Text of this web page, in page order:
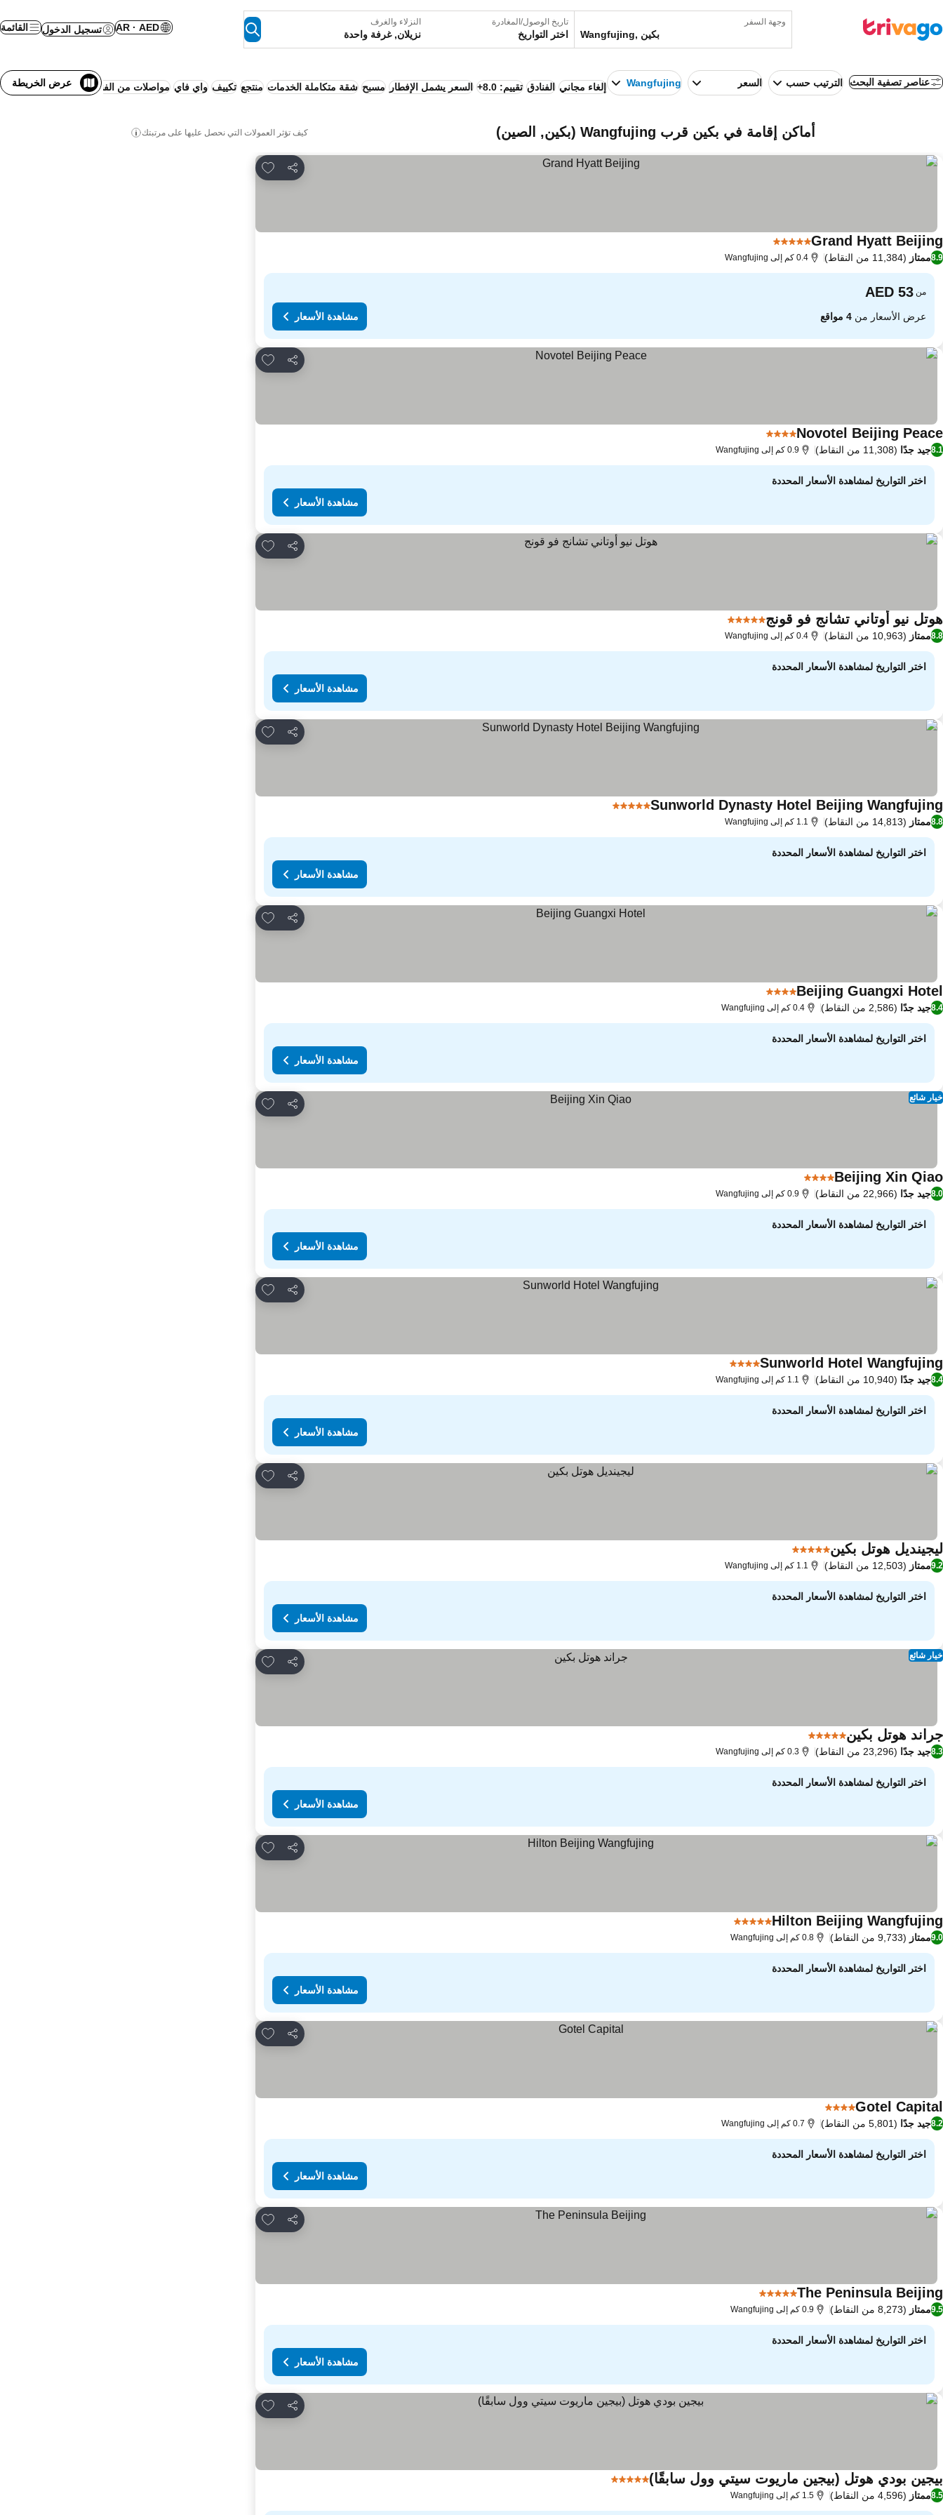
وجهة السفر تاريخ الوصول/المغادرة
اختر التواريخ
النزلاء والغرف
نزيلان, غرفة واحدة
AR · AED تسجيل الدخول القائمة
عناصر تصفية البحث الترتيب حسب السعر Wangfujing إلغاء مجاني الفنادق تقييم: 8.0+ السعر يشمل الإفطار مسبح شقة متكاملة الخدمات منتجع تكييف واي فاي مواصلات من الفندق إلى المطار لا حاجة
عرض الخريطة
أماكن إقامة في بكين قرب Wangfujing (بكين, الصين) كيف تؤثر العمولات التي نحصل عليها على مرتبتك
مشاركة
Add to favorites
Grand Hyatt Beijing5 عدد النجوم
8.9ممتاز (11,384 من النقاط) 0.4 كم إلى Wangfujing
من
عرض الأسعار من 4 مواقع مشاهدة الأسعار
مشاركة
Add to favorites
Novotel Beijing Peace4 عدد النجوم
8.1جيد جدًا (11,308 من النقاط) 0.9 كم إلى Wangfujing
اختر التواريخ لمشاهدة الأسعار المحددة
مشاهدة الأسعار
مشاركة
Add to favorites
هوتل نيو أوتاني تشانج فو قونج5 عدد النجوم
8.8ممتاز (10,963 من النقاط) 0.4 كم إلى Wangfujing
اختر التواريخ لمشاهدة الأسعار المحددة
مشاهدة الأسعار
مشاركة
Add to favorites
Sunworld Dynasty Hotel Beijing Wangfujing5 عدد النجوم
8.8ممتاز (14,813 من النقاط) 1.1 كم إلى Wangfujing
اختر التواريخ لمشاهدة الأسعار المحددة
مشاهدة الأسعار
مشاركة
Add to favorites
Beijing Guangxi Hotel4 عدد النجوم
8.4جيد جدًا (2,586 من النقاط) 0.4 كم إلى Wangfujing
اختر التواريخ لمشاهدة الأسعار المحددة
مشاهدة الأسعار
مشاركة
Add to favorites خيار شائع
Beijing Xin Qiao4 عدد النجوم
8.0جيد جدًا (22,966 من النقاط) 0.9 كم إلى Wangfujing
اختر التواريخ لمشاهدة الأسعار المحددة
مشاهدة الأسعار
مشاركة
Add to favorites
Sunworld Hotel Wangfujing4 عدد النجوم
8.4جيد جدًا (10,940 من النقاط) 1.1 كم إلى Wangfujing
اختر التواريخ لمشاهدة الأسعار المحددة
مشاهدة الأسعار
مشاركة
Add to favorites
ليجينديل هوتل بكين5 عدد النجوم
9.2ممتاز (12,503 من النقاط) 1.1 كم إلى Wangfujing
اختر التواريخ لمشاهدة الأسعار المحددة
مشاهدة الأسعار
مشاركة
Add to favorites خيار شائع
جراند هوتل بكين5 عدد النجوم
8.3جيد جدًا (23,296 من النقاط) 0.3 كم إلى Wangfujing
اختر التواريخ لمشاهدة الأسعار المحددة
مشاهدة الأسعار
مشاركة
Add to favorites
Hilton Beijing Wangfujing5 عدد النجوم
9.0ممتاز (9,733 من النقاط) 0.8 كم إلى Wangfujing
اختر التواريخ لمشاهدة الأسعار المحددة
مشاهدة الأسعار
مشاركة
Add to favorites
Gotel Capital4 عدد النجوم
8.2جيد جدًا (5,801 من النقاط) 0.7 كم إلى Wangfujing
اختر التواريخ لمشاهدة الأسعار المحددة
مشاهدة الأسعار
مشاركة
Add to favorites
The Peninsula Beijing5 عدد النجوم
9.5ممتاز (8,273 من النقاط) 0.9 كم إلى Wangfujing
اختر التواريخ لمشاهدة الأسعار المحددة
مشاهدة الأسعار
مشاركة
Add to favorites
بيجين بودي هوتل (بيجين ماريوت سيتي وول سابقًا)5 عدد النجوم
8.5ممتاز (4,596 من النقاط) 1.5 كم إلى Wangfujing